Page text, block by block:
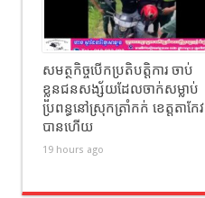
សមត្ថកិច្ចបើកប្រតិបត្តិការ ចាប់
ខ្លួនជនសង្ស័យដែលចាក់សម្លាប់
ប្រពន្ធនៅស្រុកត្រាំកក់ ខេត្តតាកែវ
បានហេីយ
19 hours ago